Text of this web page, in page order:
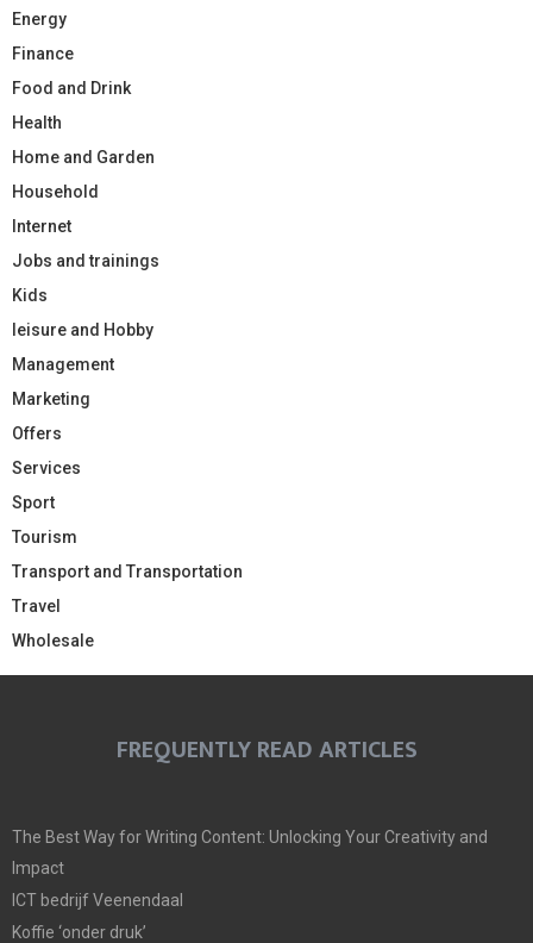
Energy
Finance
Food and Drink
Health
Home and Garden
Household
Internet
Jobs and trainings
Kids
leisure and Hobby
Management
Marketing
Offers
Services
Sport
Tourism
Transport and Transportation
Travel
Wholesale
FREQUENTLY READ ARTICLES
The Best Way for Writing Content: Unlocking Your Creativity and
Impact
ICT bedrijf Veenendaal
Koffie ‘onder druk’